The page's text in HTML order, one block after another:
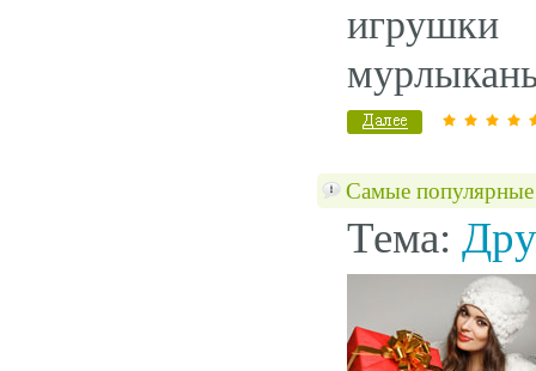
Самые
Тема: